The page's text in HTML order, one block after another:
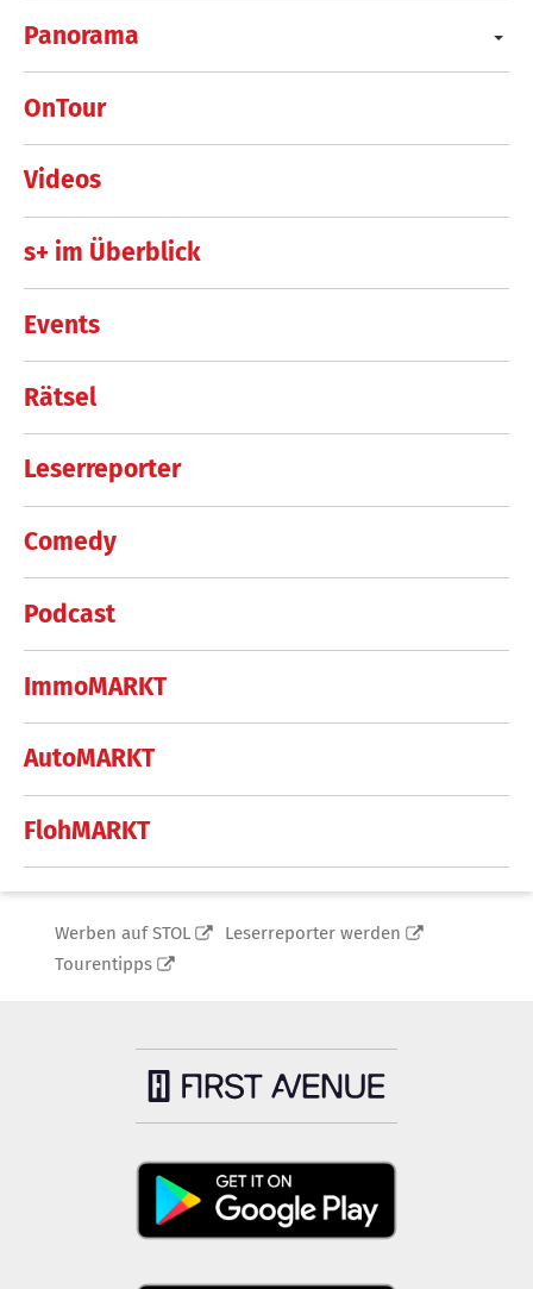
Panorama
OnTour
Videos
s+ im Überblick
Events
Rätsel
Leserreporter
Comedy
Podcast
ImmoMARKT
AutoMARKT
FlohMARKT
Werben auf STOL
Leserreporter werden
Tourentipps